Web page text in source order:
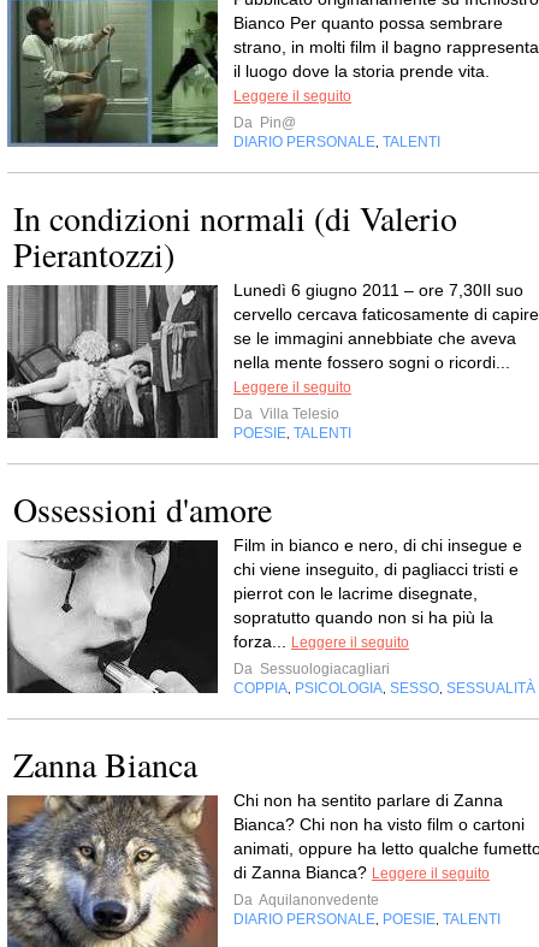
Bianco Per quanto possa sembrare
strano, in molti film il bagno rappresenta
il luogo dove la storia prende vita.
Leggere il seguito
Da Pin@
DIARIO PERSONALE TALENTI
In condizioni normali (di Valerio
Pierantozzi)
Lunedì 6 giugno 2011 – ore 7,30Il suo
cervello cercava faticosamente di capire
se le immagini annebbiate che aveva
nella mente fossero sogni o ricordi...
Leggere il seguito
Da Villa Telesio
POESIE TALENTI
Ossessioni d'amore
Film in bianco e nero, di chi insegue e
chi viene inseguito, di pagliacci tristi e
pierrot con le lacrime disegnate,
sopratutto quando non si ha più la
forza...
Leggere il seguito
Da Sessuologiacagliari
COPPIA PSICOLOGIA SESSO SESSUALITÀ
Zanna Bianca
Chi non ha sentito parlare di Zanna
Bianca? Chi non ha visto film o cartoni
animati, oppure ha letto qualche
di Zanna Bianca? Leggere il seguito
Da Aquilanonvedente
DIARIO PERSONALE POESIE TALENTI